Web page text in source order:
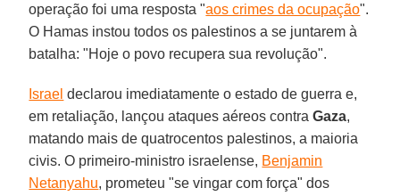
operação foi uma resposta "aos crimes da ocupação".
O Hamas instou todos os palestinos a se juntarem à
batalha: "Hoje o povo recupera sua revolução".
Israel declarou imediatamente o estado de guerra e,
em retaliação, lançou ataques aéreos contraGaza,
matando mais de quatrocentos palestinos, a maioria
civis. O primeiro-ministro israelense, Benjamin
Netanyahu, prometeu "se vingar com força" dos